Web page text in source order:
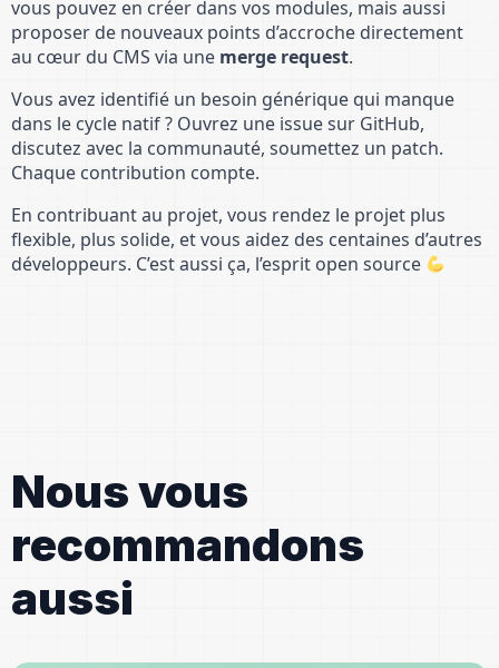
vous pouvez en créer dans vos modules, mais aussi
proposer de nouveaux points d’accroche directement
au cœur du CMS via une merge request.
Vous avez identifié un besoin générique qui manque
dans le cycle natif ? Ouvrez une issue sur GitHub,
discutez avec la communauté, soumettez un patch.
Chaque contribution compte.
En contribuant au projet, vous rendez le projet plus
flexible, plus solide, et vous aidez des centaines d’autres
développeurs. C’est aussi ça, l’esprit open source
Nous vous
recommandons
aussi